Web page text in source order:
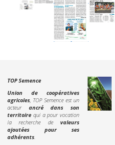
TOP Semence
Union de coopératives
agricoles, TOP Semence est un
acteur ancré dans son
territoire qui a pour vocation
la recherche de valeurs
ajoutées pour ses
adhérents.